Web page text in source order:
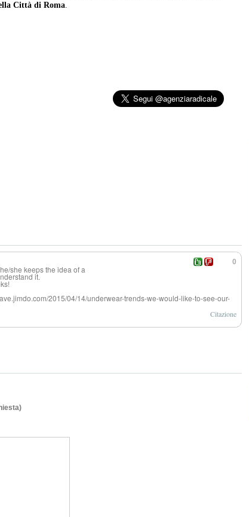
Città di Roma.
0
she keeps the idea of a
it.
2015/04/14/underwear-trends-we-would-like-to-see-our-
Citazione